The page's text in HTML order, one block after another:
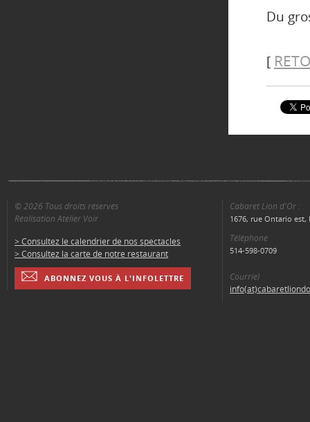
Du
[
© 2026 Tous droits réservés
Réalisation Atelier Voir
> Consultez le calendrier de nos spectacles
> Consultez la carte de notre restaurant
ABONNEZ VOUS À L'INFOLETTRE
Cabaret Lion d'Or :
1676, rue Ontario est,
Téléphone
514-598-0709
Courriel